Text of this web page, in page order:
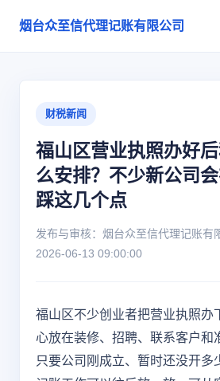
烟台众至信代理记账有限公司
财税新闻
福山区营业执照办好
么安排？不少新公司
踩这几个点
发布与审核：烟台众至信代理记账有
2026-06-13 09:00:00
福山区不少创业者把营业执照办
心放在装修、招聘、联系客户和
只要公司刚成立、暂时还没开多